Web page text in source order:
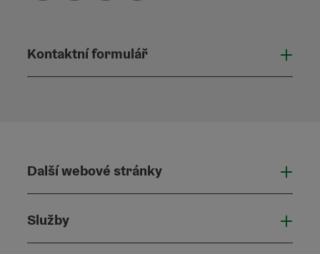
Kontaktní formulář
Další webové stránky
Služby